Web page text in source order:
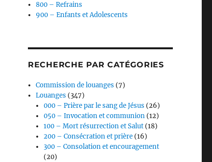
800 – Refrains
900 – Enfants et Adolescents
RECHERCHE PAR CATÉGORIES
Commission de louanges (7)
Louanges (347)
000 – Prière par le sang de Jésus (26)
050 – Invocation et communion (12)
100 – Mort résurrection et Salut (18)
200 – Consécration et prière (16)
300 – Consolation et encouragement
(20)